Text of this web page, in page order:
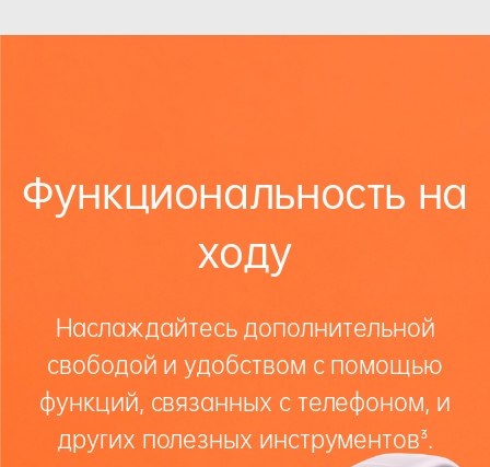
Функциональность на
ходу
Наслаждайтесь дополнительной
свободой и удобством с помощью
функций, связанных с телефоном, и
других полезных инструментов³.